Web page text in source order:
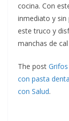
cocina. Con
inmediato y
este truco y
manchas de
The post
con pasta
con Salud.